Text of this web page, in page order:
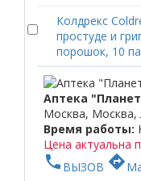
Колдрекс
простуде и
порошок, 10
Аптека
Москва, Москва,
Время работы:
Цена актуальна
phone ВЫЗОВ directions